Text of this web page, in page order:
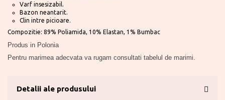
Varf insesizabil.
Bazon neantarit.
Clin intre picioare.
Compozitie: 89% Poliamida, 10% Elastan, 1% Bumbac
Produs in Polonia
Pentru marimea adecvata va rugam consultati tabelul de marimi.
Detalii ale produsului